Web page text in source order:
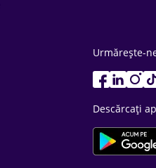
Urmărește-
Descărcați